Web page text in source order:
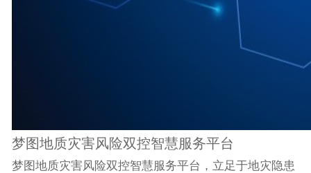
梦图地质灾害风险双控智慧服务平台
梦图地质灾害风险双控智慧服务平台，立足于地灾隐患